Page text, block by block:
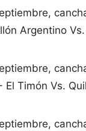
Argentino
El Timón Vs.